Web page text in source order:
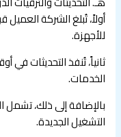
أولاً، تُبلغ الشركة العميل
للأجهزة.
ثانياً، تُنفذ التحديثات
الخدمات.
بالإضافة إلى ذلك، تشمل
التشغيل الجديدة.